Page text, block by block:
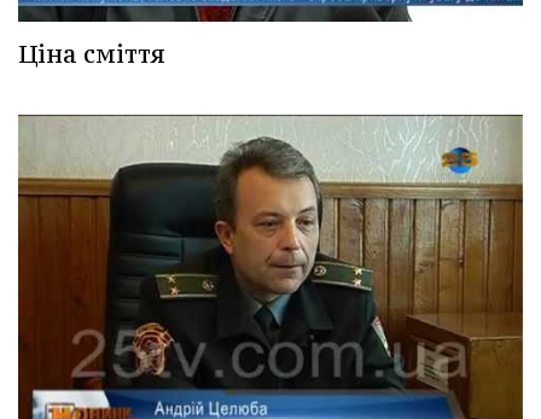
Ціна сміття